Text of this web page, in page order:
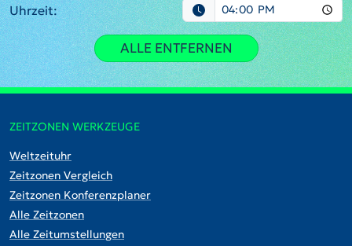
Uhrzeit:
ALLE ENTFERNEN
ZEITZONEN WERKZEUGE
Weltzeituhr
Zeitzonen Vergleich
Zeitzonen Konferenzplaner
Alle Zeitzonen
Alle Zeitumstellungen